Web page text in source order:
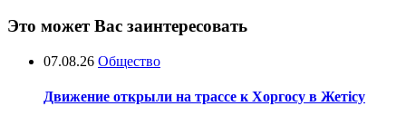
Это может Вас заинтересовать
07.08.26 Общество
Движение открыли на трассе к Хоргосу в Жетісу